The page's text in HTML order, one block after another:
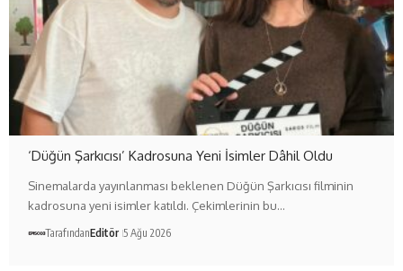
‘Düğün Şarkıcısı’ Kadrosuna Yeni İsimler Dâhil Oldu
Sinemalarda yayınlanması beklenen Düğün Şarkıcısı filminin
kadrosuna yeni isimler katıldı. Çekimlerinin bu…
TarafındanEditör 5 Ağu 2026